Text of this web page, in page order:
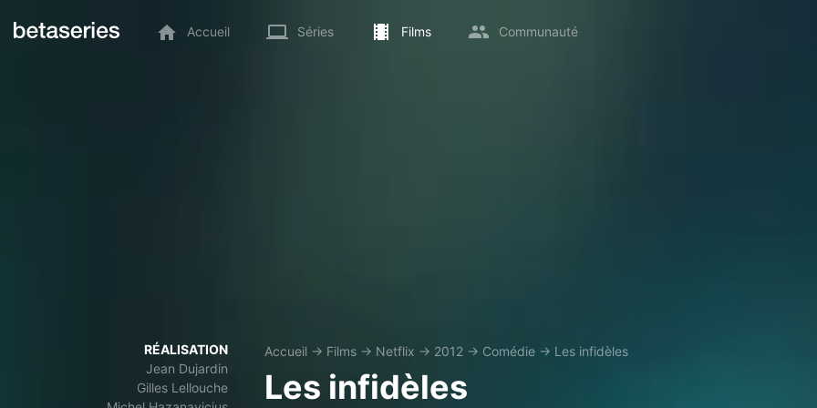
Accueil Séries Films Communauté
RÉALISATION
Jean Dujardin
Gilles Lellouche
Accueil → Films → Netflix → 2012 → Comédie → Les infidèles
Les infidèles